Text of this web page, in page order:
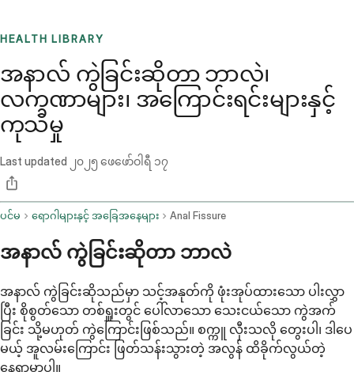
HEALTH LIBRARY
အနာလ် ကွဲခြင်းဆိုတာ ဘာလဲ၊
လက္ခဏာများ၊ အကြောင်းရင်းများနှင့်
ကုသမှု
Last updated ၂၀၂၅ ဖေဖော်ဝါရီ ၁၇
ပင်မ ရောဂါများနှင့် အခြေအနေများ Anal Fissure
အနာလ် ကွဲခြင်းဆိုတာ ဘာလဲ
အနာလ် ကွဲခြင်းဆိုသည်မှာ သင့်အနုတ်ကို ဖုံးအုပ်ထားသော ပါးလွှာ
ပြီး စိုစွတ်သော တစ်ရှူးတွင် ပေါ်လာသော သေးငယ်သော ကွဲအက်
ခြင်း သို့မဟုတ် ကွဲကြောင်းဖြစ်သည်။ စက္ကူ လှီးသလို တွေးပါ၊ ဒါပေ
မယ့် အူလမ်းကြောင်း ဖြတ်သန်းသွားတဲ့ အလွန် ထိခိုက်လွယ်တဲ့
နေရာမှာပါ။